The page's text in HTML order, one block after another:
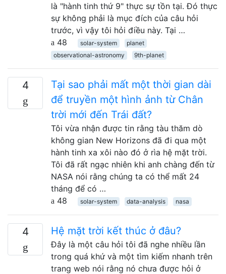
là "hành tinh thứ 9" thực sự tồn tại. Đó thực
sự không phải là mục đích của câu hỏi
trước, vì vậy tôi hỏi điều này. Tại …
48
solar-system
planet
observational-astronomy
9th-planet
4
Tại sao phải mất một thời gian dài
để truyền một hình ảnh từ Chân
trời mới đến Trái đất?
Tôi vừa nhận được tin rằng tàu thăm dò
không gian New Horizons đã đi qua một
hành tinh xa xôi nào đó ở rìa hệ mặt trời.
Tôi đã rất ngạc nhiên khi anh chàng đến từ
NASA nói rằng chúng ta có thể mất 24
tháng để có …
48
solar-system data-analysis nasa
4 Hệ mặt trời kết thúc ở đâu?
Đây là một câu hỏi tôi đã nghe nhiều lần
trong quá khứ và một tìm kiếm nhanh trên
trang web nói rằng nó chưa được hỏi ở